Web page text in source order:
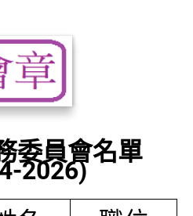
委員會名單
2026)